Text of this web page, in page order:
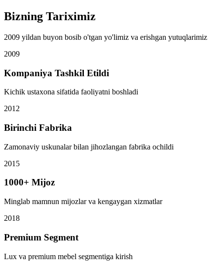
Bizning Tariximiz
2009 yildan buyon bosib o'tgan yo'limiz va erishgan yutuqlarimiz
2009
Kompaniya Tashkil Etildi
Kichik ustaxona sifatida faoliyatni boshladi
2012
Birinchi Fabrika
Zamonaviy uskunalar bilan jihozlangan fabrika ochildi
2015
1000+ Mijoz
Minglab mamnun mijozlar va kengaygan xizmatlar
2018
Premium Segment
Lux va premium mebel segmentiga kirish